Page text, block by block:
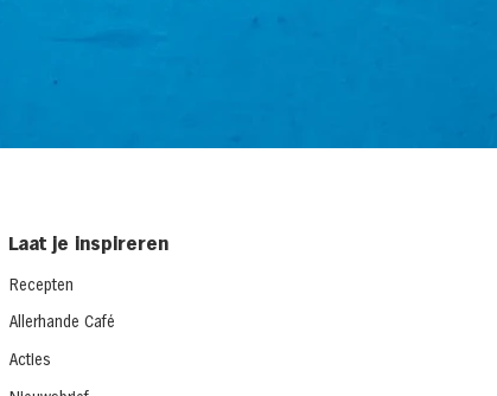
Laat je inspireren
Recepten
Allerhande Café
Acties